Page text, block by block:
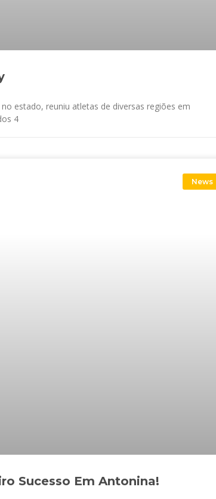
estado, reuniu atletas de diversas regiões em
4
News
Sucesso Em Antonina!